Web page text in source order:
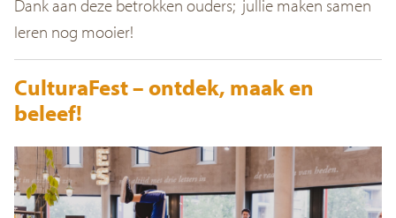
Dank aan deze betrokken ouders; jullie maken samen
leren nog mooier!
CulturaFest – ontdek, maak en
beleef!